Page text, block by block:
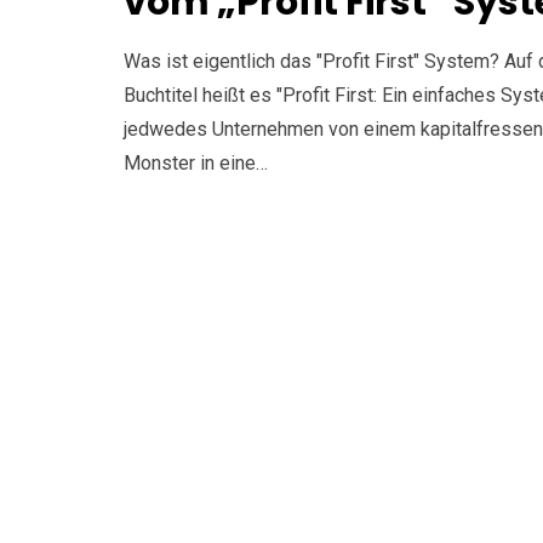
Was ist eigentlich das "Profit First" System? Auf
Buchtitel heißt es "Profit First: Ein einfaches
jedwedes Unternehmen von einem
Monster in eine…